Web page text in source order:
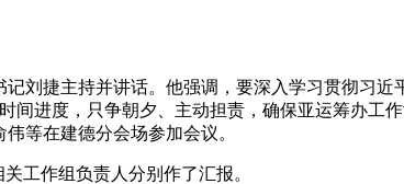
刘捷主持并讲话。他强调，要深入学习贯彻习近
进度，只争朝夕、主动担责，确保亚运筹办工
等在建德分会场参加会议。
工作组负责人分别作了汇报。